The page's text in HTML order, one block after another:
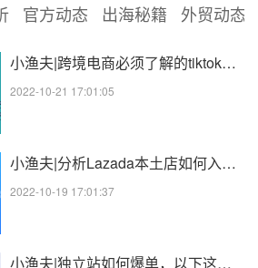
官方动态 出海秘籍 外贸动态
小渔夫|跨境电商必须了解的tiktok广告投放指南
2022-10-21 17:01:05
小渔夫|分析Lazada本土店如何入驻，东南亚电子商务市场有哪些优势
2022-10-19 17:01:37
小渔夫|独立站如何爆单，以下这些技巧需要学明白